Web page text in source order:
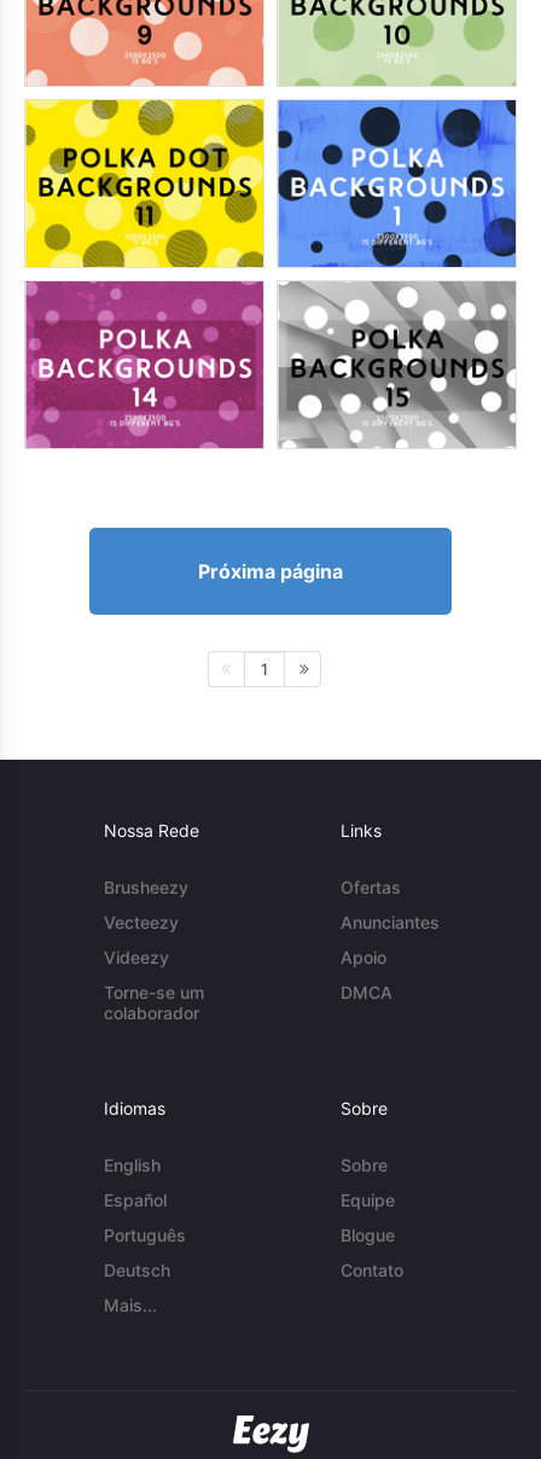
Próxima página
1
Nossa Rede
Brusheezy
Vecteezy
Videezy
Torne-se um
colaborador
Links
Ofertas
Anunciantes
Apoio
DMCA
Idiomas
English
Español
Português
Deutsch
Mais...
Sobre
Sobre
Equipe
Blogue
Contato